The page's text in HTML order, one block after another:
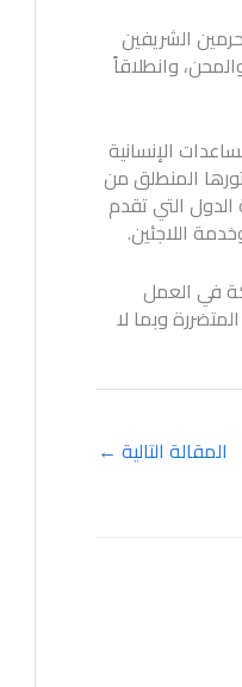
الشريفين
وانطلاقاً
الإنسانية
المنطلق من
التي تقدم
اللاجئين.
في العمل
وبما لا
المقالة التالية ←